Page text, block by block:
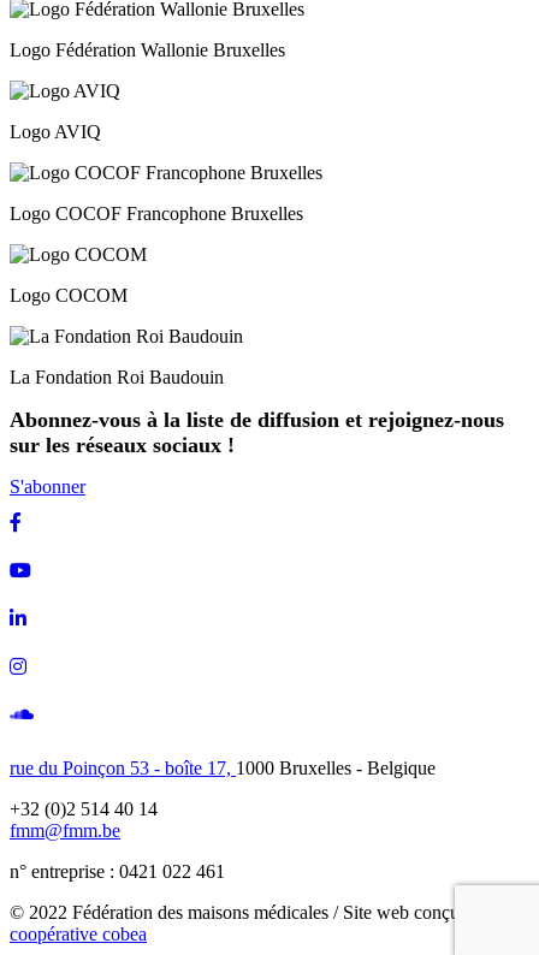
Logo Fédération Wallonie Bruxelles
Logo AVIQ
Logo COCOF Francophone Bruxelles
Logo COCOM
La Fondation Roi Baudouin
Abonnez-vous à la liste de diffusion et rejoignez-nous
sur les réseaux sociaux !
S'abonner
rue du Poinçon 53 - boîte 17, 1000 Bruxelles - Belgique
+32 (0)2 514 40 14
fmm@fmm.be
n° entreprise : 0421 022 461
© 2022 Fédération des maisons médicales / Site web conçu avec
coopérative cobea